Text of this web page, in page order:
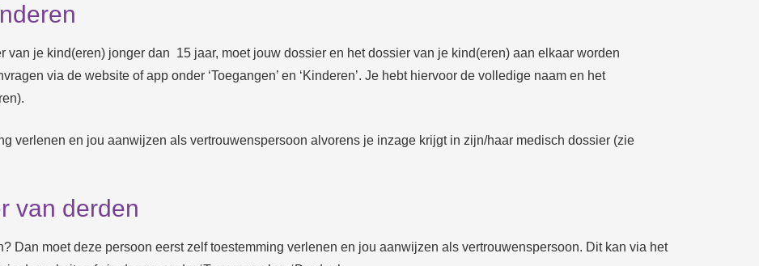
van je kind(eren) jonger dan 15 jaar, moet jouw dossier en het dossier van je kind(eren) aan elkaar worden
via de website of app onder ‘Toegangen’ en ‘Kinderen’. Je hebt hiervoor de volledige naam en het
verlenen en jou aanwijzen als vertrouwenspersoon alvorens je inzage krijgt in zijn/haar medisch dossier (zie
van derden
Dan moet deze persoon eerst zelf toestemming verlenen en jou aanwijzen als vertrouwenspersoon. Dit kan via het